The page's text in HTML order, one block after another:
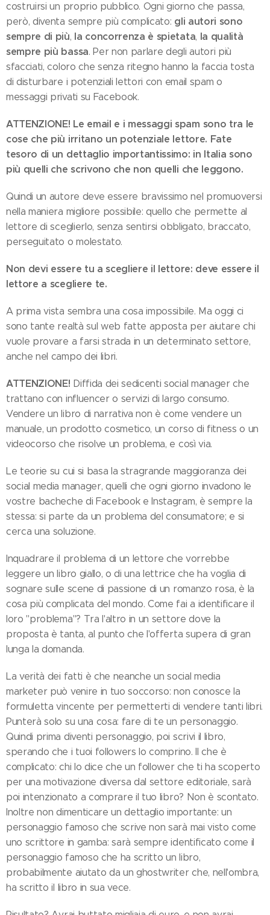
costruirsi un proprio pubblico. Ogni giorno che passa,
però, diventa sempre più complicato: gli autori sono
sempre di più, la concorrenza è spietata, la qualità
sempre più bassa. Per non parlare degli autori più
sfacciati, coloro che senza ritegno hanno la faccia tosta
di disturbare i potenziali lettori con email spam o
messaggi privati su Facebook.
ATTENZIONE! Le email e i messaggi spam sono tra le
cose che più irritano un potenziale lettore. Fate
tesoro di un dettaglio importantissimo: in Italia sono
più quelli che scrivono che non quelli che leggono.
Quindi un autore deve essere bravissimo nel promuoversi
nella maniera migliore possibile: quello che permette al
lettore di sceglierlo, senza sentirsi obbligato, braccato,
perseguitato o molestato.
Non devi essere tu a scegliere il lettore: deve essere il
lettore a scegliere te.
A prima vista sembra una cosa impossibile. Ma oggi ci
sono tante realtà sul web fatte apposta per aiutare chi
vuole provare a farsi strada in un determinato settore,
anche nel campo dei libri.
ATTENZIONE! Diffida dei sedicenti social manager che
trattano con influencer o servizi di largo consumo.
Vendere un libro di narrativa non è come vendere un
manuale, un prodotto cosmetico, un corso di fitness o un
videocorso che risolve un problema, e così via.
Le teorie su cui si basa la stragrande maggioranza dei
social media manager, quelli che ogni giorno invadono le
vostre bacheche di Facebook e Instagram, è sempre la
stessa: si parte da un problema del consumatore; e si
cerca una soluzione.
Inquadrare il problema di un lettore che vorrebbe
leggere un libro giallo, o di una lettrice che ha voglia di
sognare sulle scene di passione di un romanzo rosa, è la
cosa più complicata del mondo. Come fai a identificare il
loro "problema"? Tra l'altro in un settore dove la
proposta è tanta, al punto che l'offerta supera di gran
lunga la domanda.
La verità dei fatti è che neanche un social media
marketer può venire in tuo soccorso: non conosce la
formuletta vincente per permetterti di vendere tanti libri.
Punterà solo su una cosa: fare di te un personaggio.
Quindi prima diventi personaggio, poi scrivi il libro,
sperando che i tuoi followers lo comprino. Il che è
complicato: chi lo dice che un follower che ti ha scoperto
per una motivazione diversa dal settore editoriale, sarà
poi intenzionato a comprare il tuo libro? Non è scontato.
Inoltre non dimenticare un dettaglio importante: un
personaggio famoso che scrive non sarà mai visto come
uno scrittore in gamba: sarà sempre identificato come il
personaggio famoso che ha scritto un libro,
probabilmente aiutato da un ghostwriter che, nell'ombra,
ha scritto il libro in sua vece.